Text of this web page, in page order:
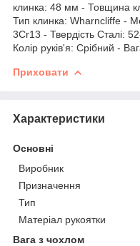
клинка: 48 мм - Товщина
Тип клинка: Wharncliffe -
3Cr13 - Твердість Сталі:
Колір руків'я: Срібний -
Приховати
Характеристики
Основні
Виробник
Призначення
Тип
Матеріал рукоятки
Вага з чохлом